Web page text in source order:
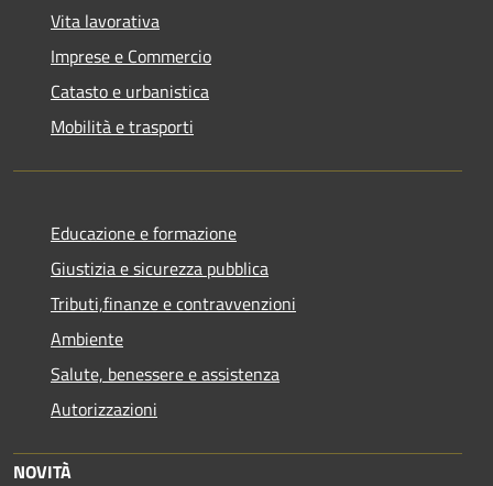
Vita lavorativa
Imprese e Commercio
Catasto e urbanistica
Mobilità e trasporti
Educazione e formazione
Giustizia e sicurezza pubblica
Tributi,finanze e contravvenzioni
Ambiente
Salute, benessere e assistenza
Autorizzazioni
NOVITÀ